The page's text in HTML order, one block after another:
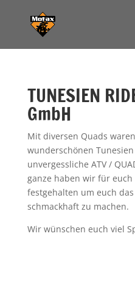
TUNESIEN
GmbH
Mit diversen Quads
wunderschönen
unvergessliche ATV /
ganze haben wir für
festgehalten um euch
schmackhaft zu machen.
Wir wünschen euch viel